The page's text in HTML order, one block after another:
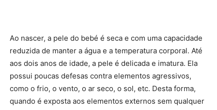
Ao nascer, a pele do bebé é seca e com uma capacidade
reduzida de manter a água e a temperatura corporal. Até
aos dois anos de idade, a pele é delicada e imatura. Ela
possui poucas defesas contra elementos agressivos,
como o frio, o vento, o ar seco, o sol, etc. Desta forma,
quando é exposta aos elementos externos sem qualquer